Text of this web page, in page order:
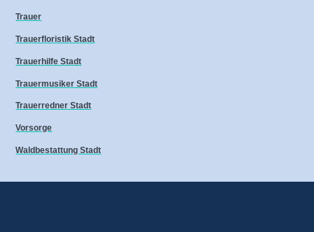
Trauer
Trauerfloristik Stadt
Trauerhilfe Stadt
Trauermusiker Stadt
Trauerredner Stadt
Vorsorge
Waldbestattung Stadt